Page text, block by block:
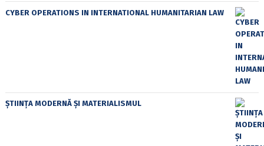
CYBER OPERATIONS IN INTERNATIONAL HUMANITARIAN LAW
ȘTIINȚA MODERNĂ ȘI MATERIALISMUL